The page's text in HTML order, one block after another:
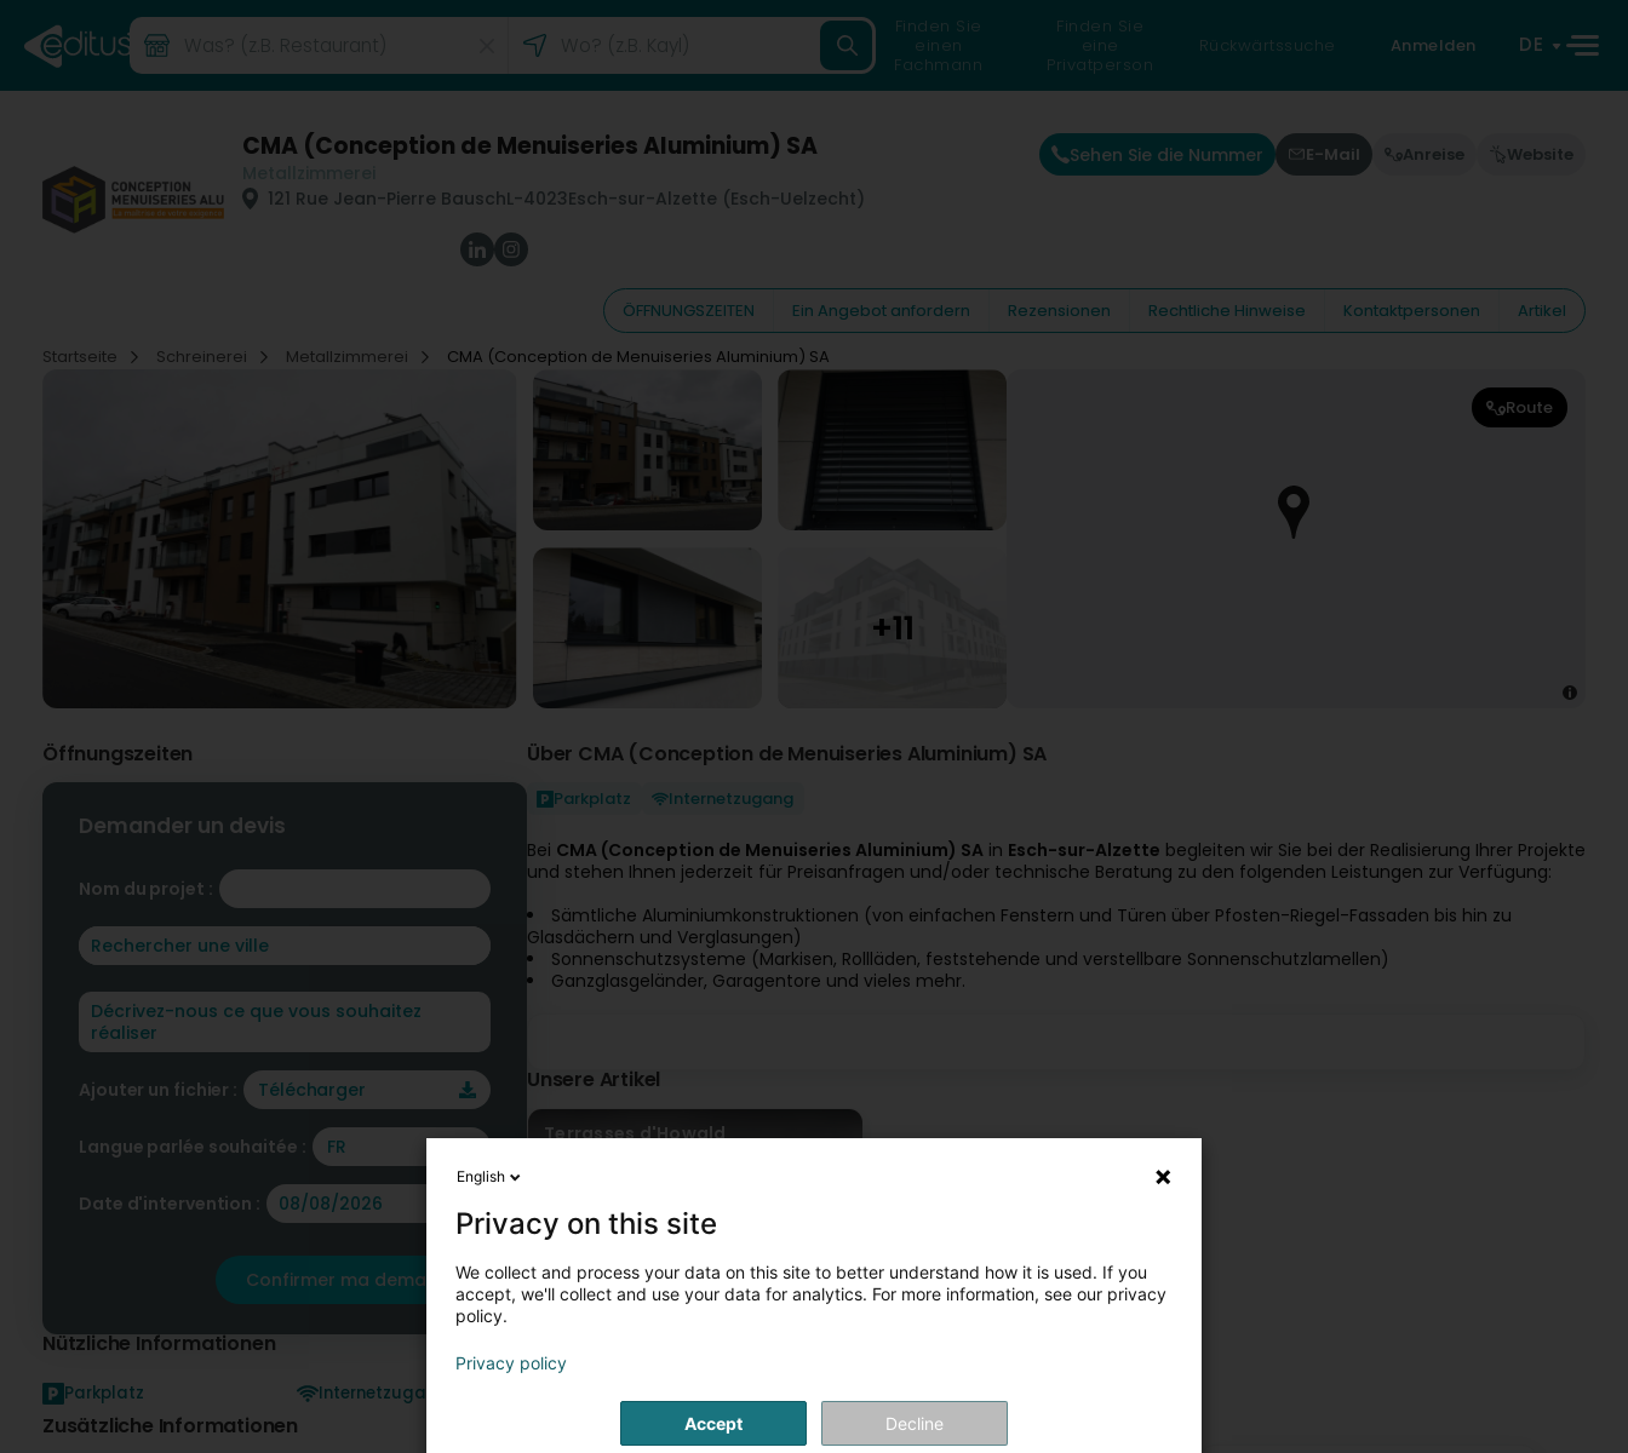
Finden Sie
einen
Fachmann
Finden Sie
eine
Privatperson
Rückwärtssuche Anmelden DE
CMA (Conception de Menuiseries Aluminium) SA
121 Rue Jean-Pierre BauschL-4023Esch-sur-Alzette (Esch-Uelzecht)
Sehen Sie die Nummer E-Mail Anreise Website
ÖFFNUNGSZEITEN Ein Angebot anfordern Rezensionen Rechtliche Hinweise Kontaktpersonen
Artikel
Startseite
Schreinerei Metallzimmerei CMA (Conception de Menuiseries Aluminium) SA
Route
Öffnungszeiten
Demander un devis
Nom du projet :
Ajouter un fichier : Télécharger
Langue parlée souhaitée : FR
Date d'intervention :
Confirmer ma demande
Nützliche Informationen
Parkplatz Internetzugang
Zusätzliche Informationen
Über CMA (Conception de Menuiseries Aluminium) SA
Parkplatz Internetzugang
Bei CMA (Conception de Menuiseries Aluminium) SA in Esch-sur-Alzette begleiten wir Sie bei der Realisierung Ihrer Projekte
und stehen Ihnen jederzeit für Preisanfragen und/oder technische Beratung zu den folgenden Leistungen zur Verfügung:
Sämtliche Aluminiumkonstruktionen (von einfachen Fenstern und Türen über Pfosten-Riegel-Fassaden bis hin zu
Glasdächern und Verglasungen)
Sonnenschutzsysteme (Markisen, Rollläden, feststehende und verstellbare Sonnenschutzlamellen)
Ganzglasgeländer, Garagentore und vieles mehr.
Unsere Artikel
Terrasses d'Howald
Kontaktpersonen
English
Privacy on this site
We collect and process your data on this site to better understand how it is used. If you
accept, we'll collect and use your data for analytics. For more information, see our privacy
policy.
Privacy policy
Accept Decline